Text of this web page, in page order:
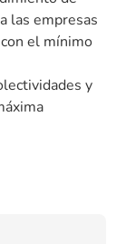
las empresas
el mínimo
y